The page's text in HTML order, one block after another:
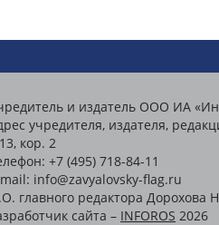
и издатель ООО ИА
учредителя, издателя,
кор. 2
+7 (495) 718-84-11
info@zavyalovsky-flag.ru
главного редактора Дорохова
сайта – INFOROS 2026